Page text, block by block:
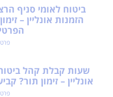
ביטוח לאומי סניף
הזמנות אונליין –
שעות קבלת קהל
אונליין – זימון תור?